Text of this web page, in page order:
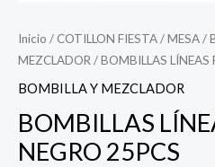
Inicio / COTILLON FIESTA/MESA/
MEZCLADOR / BOMBILLAS LÍNEAS
BOMBILLA Y MEZCLADOR
BOMBILLAS
NEGRO 25PCS